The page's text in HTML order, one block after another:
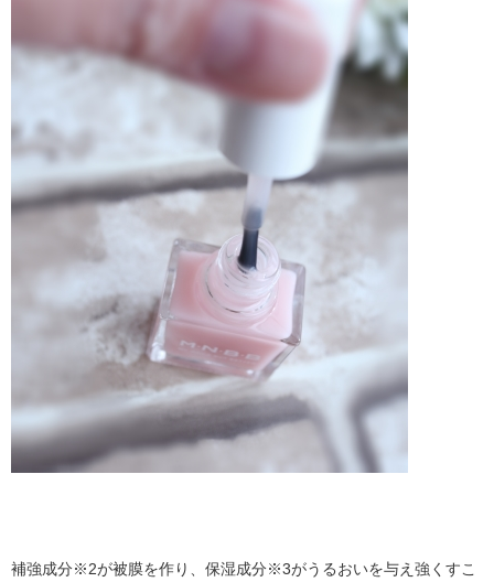
補強成分※2が被膜を作り、保湿成分※3がうるおいを与え強くすこ